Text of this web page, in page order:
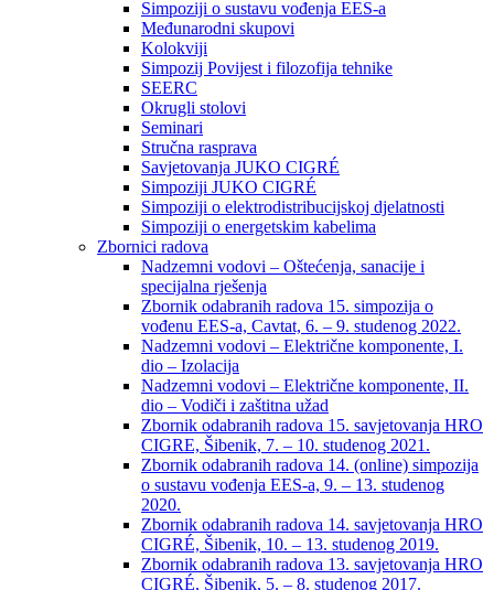
Simpoziji o sustavu vođenja EES-a
Međunarodni skupovi
Kolokviji​
Simpozij Povijest i filozofija tehnike
SEERC
Okrugli stolovi
Seminari​
Stručna rasprava​
Savjetovanja JUKO CIGRÉ
Simpoziji JUKO CIGRÉ
Simpoziji o elektrodistribucijskoj djelatnosti
Simpoziji o energetskim kabelima
Zbornici radova
Nadzemni vodovi – Oštećenja, sanacije i
specijalna rješenja
Zbornik odabranih radova 15. simpozija o
vođenu EES-a, Cavtat, 6. – 9. studenog 2022.
Nadzemni vodovi – Električne komponente, I.
dio – Izolacija
Nadzemni vodovi – Električne komponente, II.
dio – Vodiči i zaštitna užad
Zbornik odabranih radova 15. savjetovanja HRO
CIGRE, Šibenik, 7. – 10. studenog 2021.
Zbornik odabranih radova 14. (online) simpozija
o sustavu vođenja EES-a, 9. – 13. studenog
2020.
Zbornik odabranih radova 14. savjetovanja HRO
CIGRÉ, Šibenik, 10. – 13. studenog 2019.
Zbornik odabranih radova 13. savjetovanja HRO
CIGRÉ, Šibenik, 5. – 8. studenog 2017.